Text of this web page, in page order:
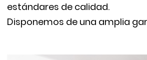
estándares de calidad.
Disponemos de una amplia
máquinas hidráulicas